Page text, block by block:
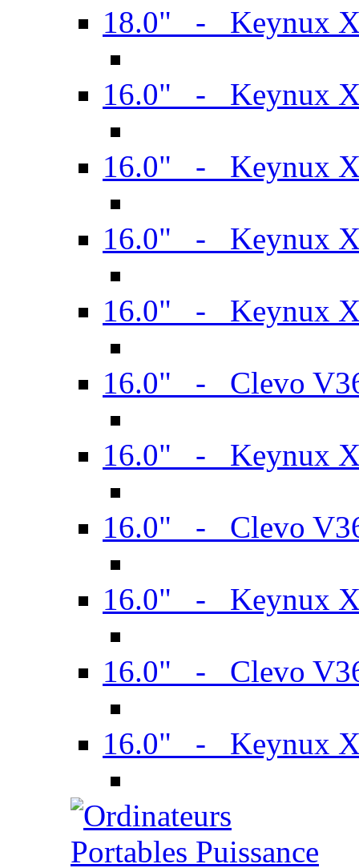
18.0" - Keynux
16.0" - Keynux
16.0" - Keynux
16.0" - Keynux
16.0" - Keynux
16.0" - Clevo
16.0" - Keynux
16.0" - Clevo
16.0" - Keynux
16.0" - Clevo
16.0" - Keynux